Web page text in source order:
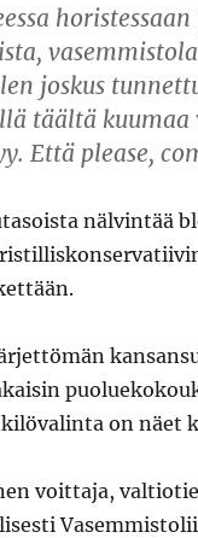
joskus
täältä kuumaa
Että please,
nälvintää
on näet
voittaja,